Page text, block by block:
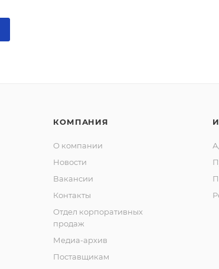
КОМПАНИЯ
О компании
Новости
Вакансии
Контакты
Отдел корпоративных
продаж
Медиа-архив
Поставщикам